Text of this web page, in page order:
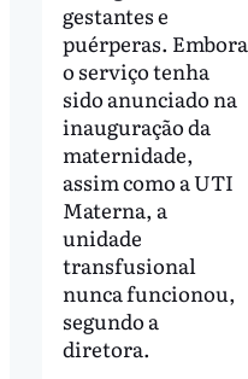
gestantes e
puérperas. Embora
o serviço tenha
sido anunciado na
inauguração da
maternidade,
assim como a UTI
Materna, a
unidade
transfusional
nunca funcionou,
segundo a
diretora.